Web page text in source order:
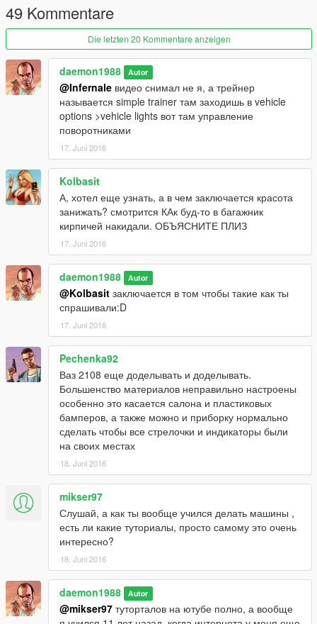
49 Kommentare
Die letzten 20 Kommentare anzeigen
daemon1988 Autor
@Infernale видео снимал не я, а трейнер
называется simple trainer там заходишь в vehicle
options >vehicle lights вот там управление
поворотниками
17. Juni 2016
Kolbasit
А, хотел еще узнать, а в чем заключается красота
занижать? смотрится КАк буд-то в багажник
кирпичей накидали. ОБЪЯСНИТЕ ПЛИЗ
17. Juni 2016
daemon1988 Autor
@Kolbasit заключается в том чтобы такие как ты
спрашивали:D
17. Juni 2016
Pechenka92
Ваз 2108 еще доделывать и доделывать.
Большенство материалов неправильно настроены
особенно это касается салона и пластиковых
бамперов, а также можно и приборку нормально
сделать чтобы все стрелочки и индикаторы были
на своих местах
18. Juni 2016
mikser97
Слушай, а как ты вообще учился делать машины ,
есть ли какие туториалы, просто самому это очень
интересно?
18. Juni 2016
daemon1988 Autor
@mikser97 туторталов на ютубе полно, а вообще